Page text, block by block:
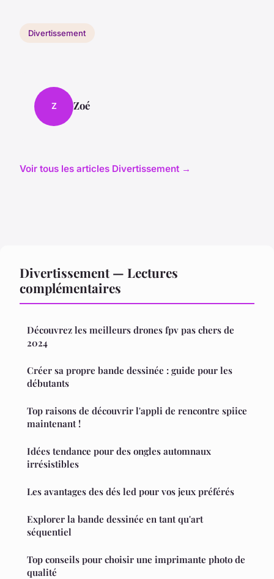
Divertissement
Z Zoé
Voir tous les articles Divertissement →
Divertissement — Lectures
complémentaires
Découvrez les meilleurs drones fpv pas chers de
2024
Créer sa propre bande dessinée : guide pour les
débutants
Top raisons de découvrir l'appli de rencontre spiice
maintenant !
Idées tendance pour des ongles automnaux
irrésistibles
Les avantages des dés led pour vos jeux préférés
Explorer la bande dessinée en tant qu'art
séquentiel
Top conseils pour choisir une imprimante photo de
qualité